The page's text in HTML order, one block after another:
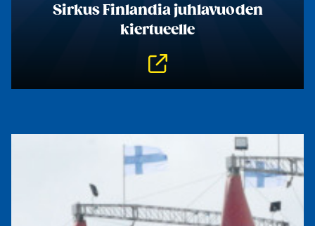
Sirkus Finlandia juhlavuoden
kiertueelle